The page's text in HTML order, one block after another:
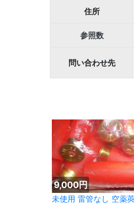
住所
参照数
問い合わせ先
9,000円
未使用 雷管なし 空薬